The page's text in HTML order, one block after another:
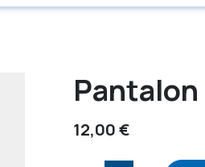
12,00€